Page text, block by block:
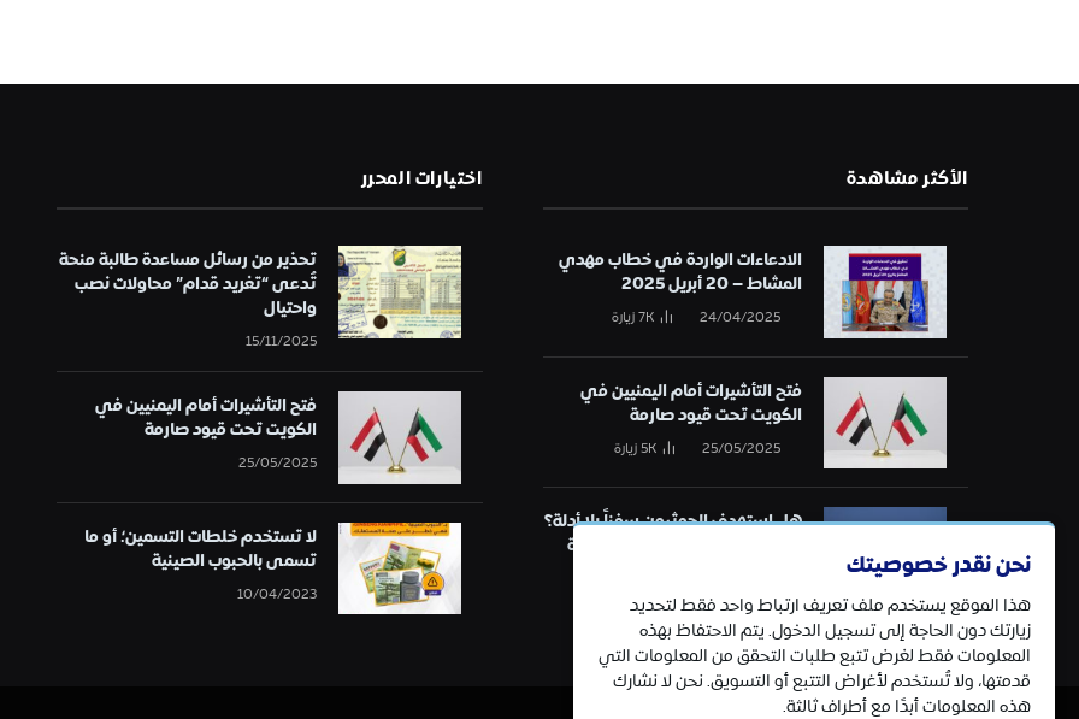
الأكثر مشاهدة
الادعاءات الواردة في خطاب مهدي
المشاط – 20 أبريل 2025
24/04/2025
7Kزيارة
فتح التأشيرات أمام اليمنيين في
الكويت تحت قيود صارمة
25/05/2025
5Kزيارة
هل استهدف الحوثيون سفناً بلا أدلة؟
تحقيق في قائمة الهجمات البحرية
اختيارات المحرر
تحذير من رسائل مساعدة طالبة منحة
تُدعى “تغريد قدام” محاولات نصب
واحتيال
15/11/2025
فتح التأشيرات أمام اليمنيين في
الكويت تحت قيود صارمة
25/05/2025
لا تستخدم خلطات التسمين؛ أو ما
تسمى بالحبوب الصينية
10/04/2023
نحن نقدر خصوصيتك
هذا الموقع يستخدم ملف تعريف ارتباط واحد فقط لتحديد
زيارتك دون الحاجة إلى تسجيل الدخول. يتم الاحتفاظ بهذه
المعلومات فقط لغرض تتبع طلبات التحقق من المعلومات التي
قدمتها، ولا تُستخدم لأغراض التتبع أو التسويق. نحن لا نشارك
هذه المعلومات أبدًا مع أطراف ثالثة.